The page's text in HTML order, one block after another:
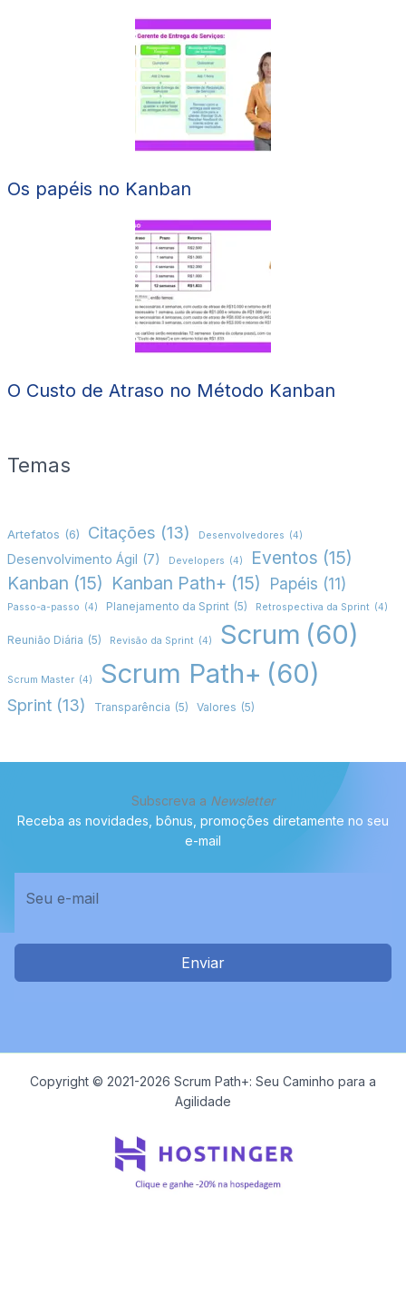
Os papéis no Kanban
O Custo de Atraso no Método Kanban
Temas
Artefatos (6) Citações (13) Desenvolvedores (4)
Desenvolvimento Ágil (7) Developers (4) Eventos (15)
Kanban (15) Kanban Path+ (15) Papéis (11)
Passo-a-passo (4) Planejamento da Sprint (5) Retrospectiva da Sprint (4)
Reunião Diária (5) Revisão da Sprint (4) Scrum (60)
Scrum Master (4) Scrum Path+ (60)
Sprint (13) Transparência (5) Valores (5)
Subscreva a Newsletter
Receba as novidades, bônus, promoções diretamente no seu
e-mail
Enviar
Copyright © 2021-2026 Scrum Path+: Seu Caminho para a
Agilidade